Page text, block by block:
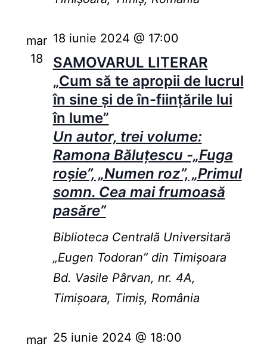
mar
18
SAMOVARUL LITERAR
„Cum să te apropii de lucrul
în sine și de în-ființările lui
în lume”
Un autor, trei volume:
Ramona Băluțescu -„Fuga
roșie”, „Numen roz”, „Primul
somn. Cea mai frumoasă
pasăre”
18 iunie 2024 @ 17:00
Biblioteca Centrală Universitară
„Eugen Todoran” din Timişoara
Bd. Vasile Pârvan, nr. 4A,
Timișoara, Timiș, România
mar 25 iunie 2024 @ 18:00